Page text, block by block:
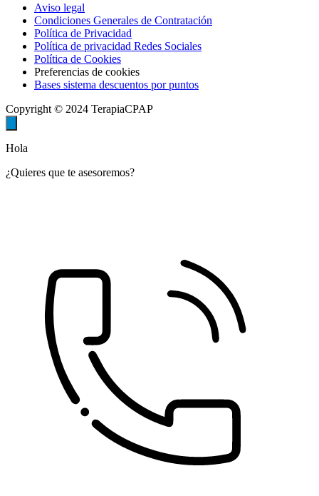
Aviso legal
Condiciones Generales de Contratación
Política de Privacidad
Política de privacidad Redes Sociales
Política de Cookies
Preferencias de cookies
Bases sistema descuentos por puntos
Copyright © 2024 TerapiaCPAP
Hola
¿Quieres que te asesoremos?